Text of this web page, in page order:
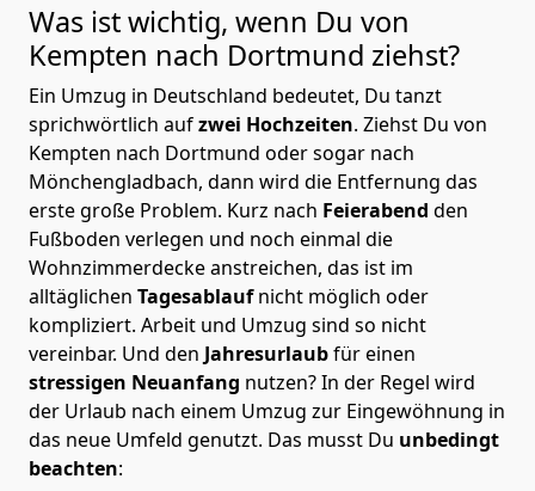
Was ist wichtig, wenn Du von
Kempten nach Dortmund ziehst?
Ein Umzug in Deutschland bedeutet, Du tanzt
sprichwörtlich aufzwei Hochzeiten. Ziehst Du von
Kempten nach Dortmund oder sogar nach
Mönchen­gladbach, dann wird die Entfernung das
erste große Problem. Kurz nach Feierabend den
Fußboden verlegen und noch einmal die
Wohnzimmerdecke anstreichen, das ist im
alltäglichen Tagesablaufnicht möglich oder
kompliziert. Arbeit und Umzug sind so nicht
vereinbar. Und den Jahresurlaubfür einen
stressigen Neuanfang nutzen? In der Regel wird
der Urlaub nach einem Umzug zur Eingewöhnung in
das neue Umfeld genutzt. Das musst Du unbedingt
beachten: